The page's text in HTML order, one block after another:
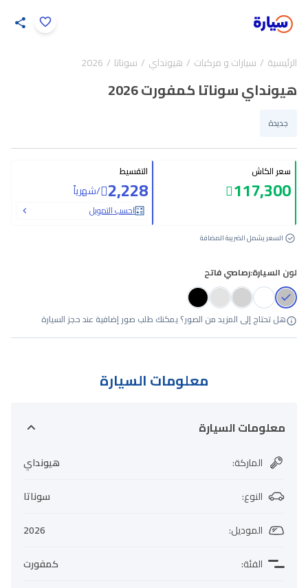
الرئيسية سيارات و مركبات هيونداي سوناتا 2026
هيونداي سوناتا كمفورت 2026
جديدة
سعر الكاش
117,300
التقسيط
2,228
/شهرياً
احسب التمويل
السعر يشمل الضريبة المضافة
لون السيارة:رصاصي فاتح
هل تحتاج إلى المزيد من الصور؟ يمكنك طلب صور إضافية عند حجز السيارة
معلومات السيارة
معلومات السيارة
الماركة:
هيونداي
النوع:
سوناتا
الموديل:
2026
الفئة:
كمفورت